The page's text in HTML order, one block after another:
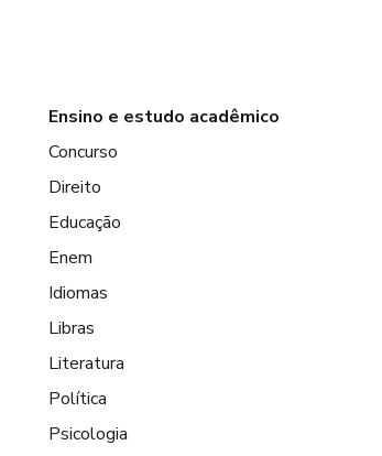
Ensino e estudo acadêmico
Concurso
Direito
Educação
Enem
Idiomas
Libras
Literatura
Política
Psicologia